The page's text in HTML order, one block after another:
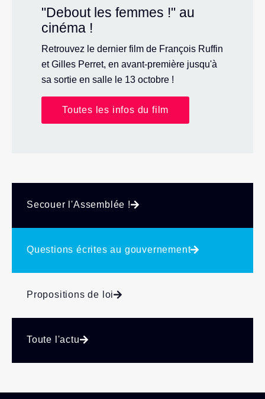
"Debout les femmes !" au
cinéma !
Retrouvez le dernier film de François Ruffin
et Gilles Perret, en avant-première jusqu'à
sa sortie en salle le 13 octobre !
Toutes les infos du film
Secouer l'Assemblée !
Questions écrites au gouvernement
Propositions de loi
Toute l'actu